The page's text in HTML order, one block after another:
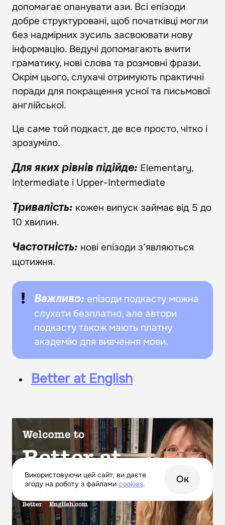
допомагає опанувати ази. Всі епізоди
добре структуровані, щоб початківці могли
без надмірних зусиль засвоювати нову
інформацію. Ведучі допомагають вчити
граматику, нові слова та розмовні фрази.
Окрім цього, слухачі отримують практичні
поради для покращення усної та письмової
англійської.
Це саме той подкаст, де все просто, чітко і
зрозуміло.
Для яких рівнів підійде: Elementary,
Intermediate і Upper-Intermediate
Тривалість: кожен випуск займає від 5 до
10 хвилин.
Частотність: нові епізоди з’являються
щотижня.
Важливо: епізоди подкасту можна
слухати безплатно, але автори
подкасту також мають платну
академію для вивчення мови.
Better at English
Використовуючи цей сайт, ви даєте
згоду на роботу з файлами сookies. Ок